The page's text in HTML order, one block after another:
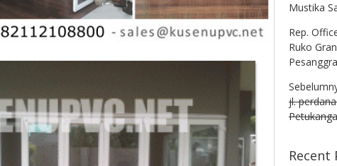
Mustika
Rep.
Ruko
jl.
Recent